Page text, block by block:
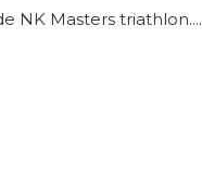
NK Masters triathlon....